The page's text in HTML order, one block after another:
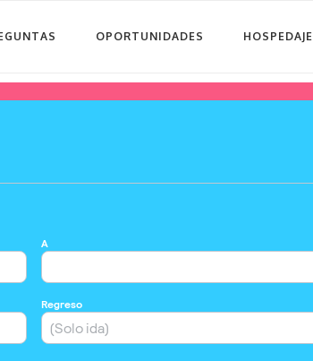
OPORTUNIDADES HOSPEDAJE